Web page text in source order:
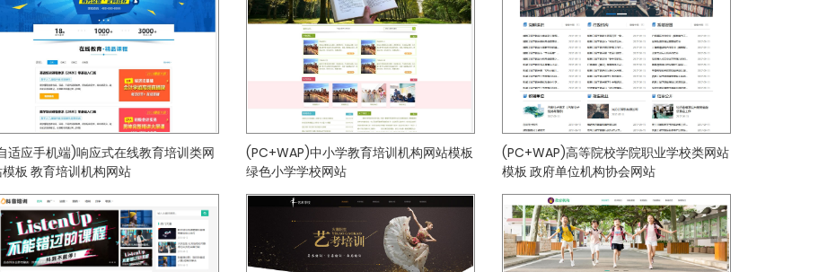
适应手机端)响应式在线教育培训类网
板 教育培训机构网站
(PC+WAP)中小学教育培训机构网站模板
绿色小学学校网站
(PC+WAP)高等院校学院职业学校类网站
模板 政府单位机构协会网站